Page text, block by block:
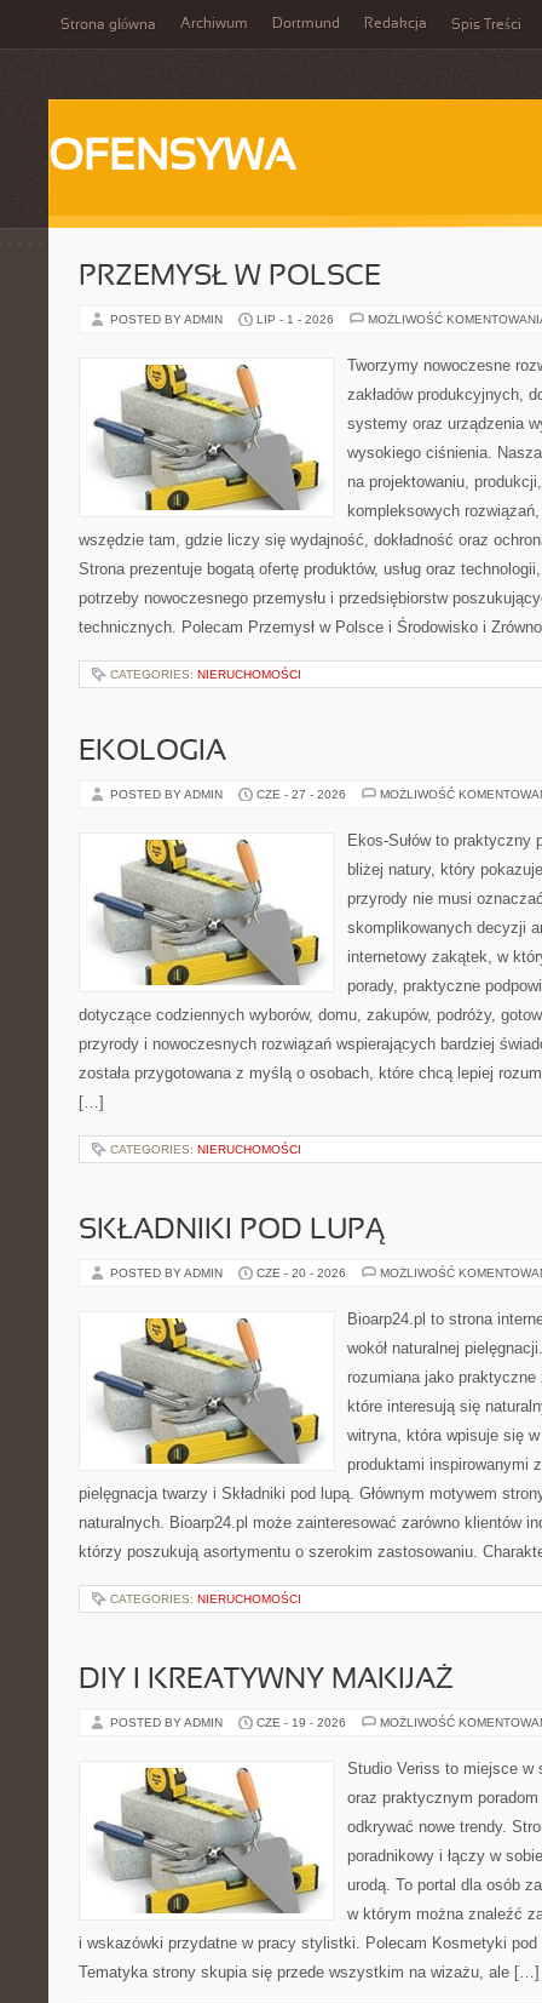
Strona główna Archiwum Dortmund Redakcja Spis Treści
OFENSYWA
PRZEMYSŁ W POLSCE
POSTED BY ADMIN LIP - 1 - 2026 MOŻLIWOŚĆ
Tworzymy nowoczesne
zakładów produkcyjnych,
systemy oraz urządzenia
wysokiego ciśnienia.
na projektowaniu,
kompleksowych
wszędzie tam, gdzie liczy się wydajność, dokładność oraz
Strona prezentuje bogatą ofertę produktów, usług oraz
potrzeby nowoczesnego przemysłu i przedsiębiorstw
technicznych. Polecam Przemysł w Polsce i Środowisko i
CATEGORIES: NIERUCHOMOŚCI
EKOLOGIA
POSTED BY ADMIN CZE - 27 - 2026 MOŻLIWOŚĆ
Ekos-Sułów to praktyczny
bliżej natury, który
przyrody nie musi
skomplikowanych decyzji
internetowy zakątek, w
porady, praktyczne
dotyczące codziennych wyborów, domu, zakupów, podróży,
przyrody i nowoczesnych rozwiązań wspierających bardziej
została przygotowana z myślą o osobach, które chcą lepiej
[…]
CATEGORIES: NIERUCHOMOŚCI
SKŁADNIKI POD LUPĄ
POSTED BY ADMIN CZE - 20 - 2026 MOŻLIWOŚĆ
Bioarp24.pl to strona
wokół naturalnej
rozumiana jako praktyczne
które interesują się
witryna, która wpisuje się
produktami inspirowanymi
pielęgnacja twarzy i Składniki pod lupą. Głównym motywem
naturalnych. Bioarp24.pl może zainteresować zarówno klientów
którzy poszukują asortymentu o szerokim zastosowaniu.
CATEGORIES: NIERUCHOMOŚCI
DIY I KREATYWNY MAKIJAŻ
POSTED BY ADMIN CZE - 19 - 2026 MOŻLIWOŚĆ
Studio Veriss to miejsce w
oraz praktycznym
odkrywać nowe trendy.
poradnikowy i łączy w
urodą. To portal dla osób
w którym można znaleźć
i wskazówki przydatne w pracy stylistki. Polecam Kosmetyki
Tematyka strony skupia się przede wszystkim na wizażu, ale […]